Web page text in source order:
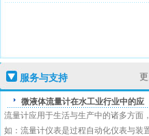
盛恩商标注册证
服务与支持
微液体流量计在水工业行业中的应
流量计应用于生活与生产中的诸多方面
如：流量计仪表是过程自动化仪表与装